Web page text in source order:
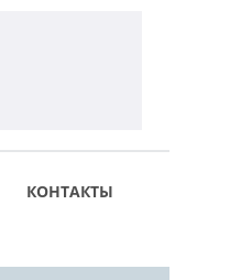
КОНТАКТЫ